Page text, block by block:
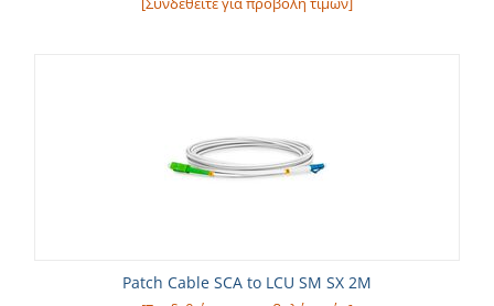
Patch Cable SCA to LCU SM SX 2M